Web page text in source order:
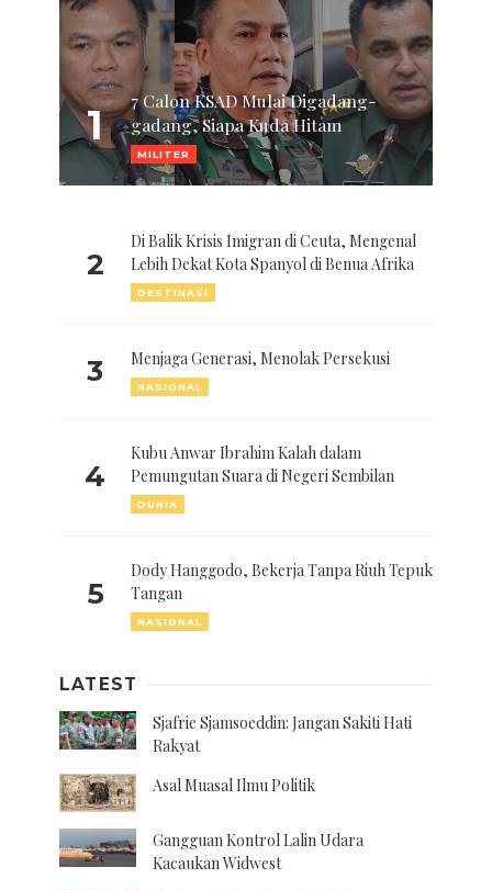
1
7 Calon KSAD Mulai Digadang-
gadang, Siapa Kuda Hitam
MILITER
2
Di Balik Krisis Imigran di Ceuta, Mengenal
Lebih Dekat Kota Spanyol di Benua Afrika
DESTINASI
3 Menjaga Generasi, Menolak Persekusi
NASIONAL
4
Kubu Anwar Ibrahim Kalah dalam
Pemungutan Suara di Negeri Sembilan
DUNIA
5
Dody Hanggodo, Bekerja Tanpa Riuh Tepuk
Tangan
NASIONAL
LATEST
Sjafrie Sjamsoeddin: Jangan Sakiti Hati
Rakyat
Asal Muasal Ilmu Politik
Gangguan Kontrol Lalin Udara
Kacaukan Widwest